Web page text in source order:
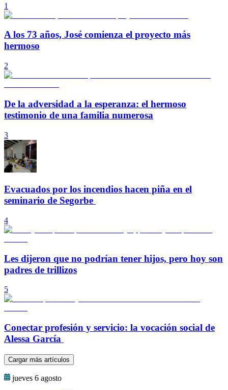
1
A los 73 años, José comienza el proyecto más
hermoso
2
De la adversidad a la esperanza: el hermoso
testimonio de una familia numerosa
3
Evacuados por los incendios hacen piña en el
seminario de Segorbe
4
Les dijeron que no podrían tener hijos, pero hoy son
padres de trillizos
5
Conectar profesión y servicio: la vocación social de
Alessa García
Cargar más artículos
jueves 6 agosto